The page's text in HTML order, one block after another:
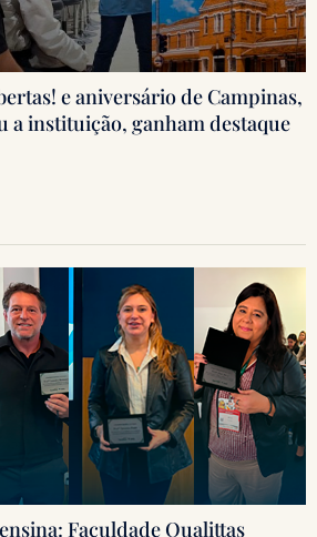
e aniversário de Campinas,
a instituição, ganham destaque
Faculdade Qualittas